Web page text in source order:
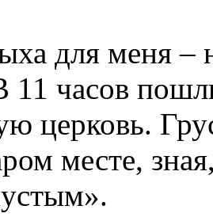
для меня –
11 часов
церковь.
месте,